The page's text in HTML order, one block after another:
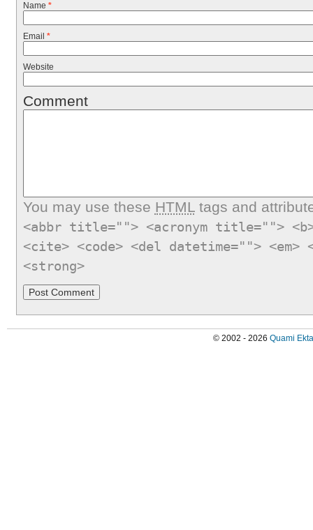
Name *
Email *
Website
Comment
You may use these HTMLtags and
<abbr title=""> <acronym title="">
<cite> <code> <del datetime="">
<strong>
© 2002 - 2026 Quami